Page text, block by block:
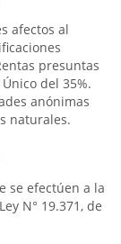
afectos al
presuntas
del 35%.
anónimas
naturales.
se efectúen a la
N° 19.371, de